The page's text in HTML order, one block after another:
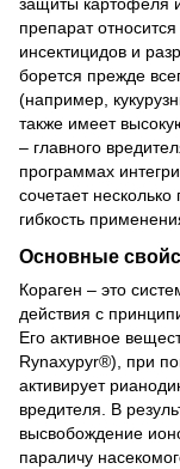
препарат
инсектицидов и
борется прежде
(например,
также имеет
– главного
программах
сочетает
гибкость
Основные
Кораген – это
действия с
Его активное
Rynaxypyr®), при
активирует
вредителя. В
высвобождение
параличу